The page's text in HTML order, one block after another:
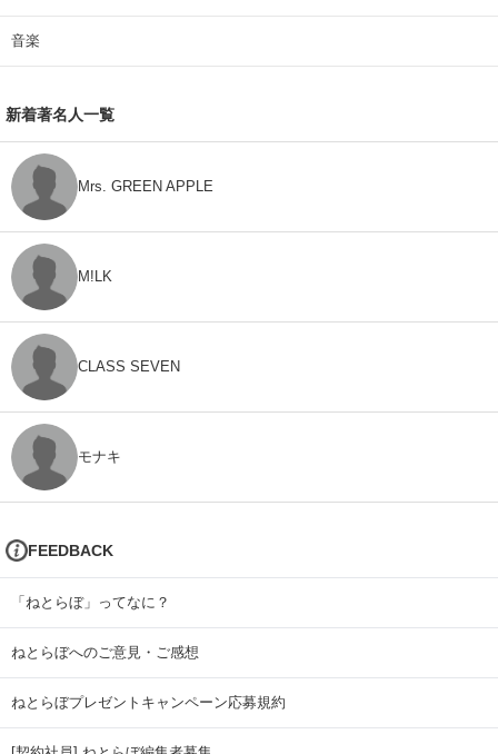
音楽
新着著名人一覧
Mrs. GREEN APPLE
M!LK
CLASS SEVEN
モナキ
FEEDBACK
「ねとらぼ」ってなに？
ねとらぼへのご意見・ご感想
ねとらぼプレゼントキャンペーン応募規約